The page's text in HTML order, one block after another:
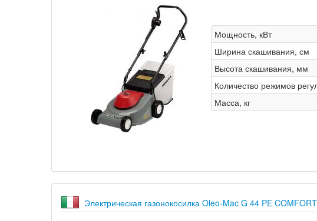
Мощность, кВт
Ширина скашивания, см
Высота скашивания, мм
Количество режимов
Масса, кг
Электрическая газонокосилка Oleo-Mac G 44 PE